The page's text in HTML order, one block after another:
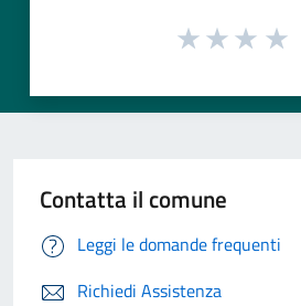
Contatta il comune
Leggi le domande frequenti
Richiedi Assistenza